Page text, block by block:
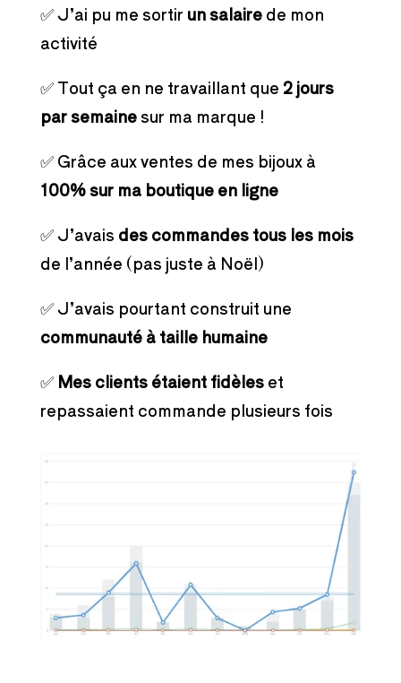
✅ J’ai pu me sortir un salairede mon
activité
✅ Tout ça en ne travaillant que 2 jours
par semainesur ma marque !
✅ Grâce aux ventes de mes bijoux à
100% sur ma boutique en ligne
✅ J’avais des commandes tous les mois
de l’année (pas juste à Noël)
✅ J’avais pourtant construit une
communauté à taille humaine
✅ Mes clients étaient fidèleset
repassaient commande plusieurs fois